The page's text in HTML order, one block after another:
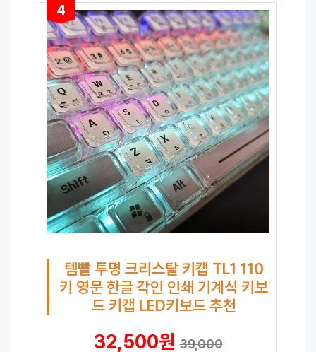
4
템빨 투명 크리스탈 키캡 TL1 110
키 영문 한글 각인 인쇄 기계식 키보
드 키캡 LED키보드 추천
32,500원39,000